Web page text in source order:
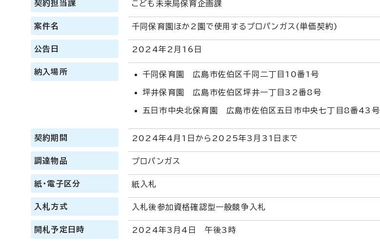
契約担当課 こども未来局保育企画課
案件名 千同保育園ほか2園で使用するプロパンガス(単価契約)
公告日 2024年2月16日
納入場所 千同保育園 広島市佐伯区千同二丁目10番1号
坪井保育園 広島市佐伯区坪井一丁目32番8号
五日市中央北保育園 広島市佐伯区五日市中央七丁目8番43号
契約期間 2024年4月1日から2025年3月31日まで
調達物品 プロパンガス
紙・電子区分 紙入札
入札方式 入札後参加資格確認型一般競争入札
開札予定日時 2024年3月4日 午後3時